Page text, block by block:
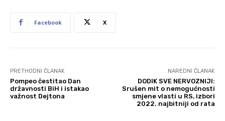
Facebook X
PRETHODNI ČLANAK
Pompeo čestitao Dan
državnosti BiH i istakao
važnost Dejtona
NAREDNI ČLANAK
DODIK SVE NERVOZNIJI:
Srušen mit o nemogućnosti
smjene vlasti u RS, izbori
2022. najbitniji od rata